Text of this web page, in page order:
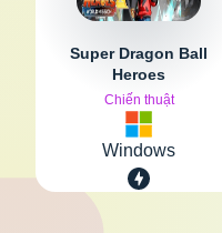
Super Dragon Ball
Heroes
Chiến thuật
Windows